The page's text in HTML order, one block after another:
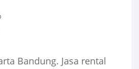
Bandung. Jasa rental